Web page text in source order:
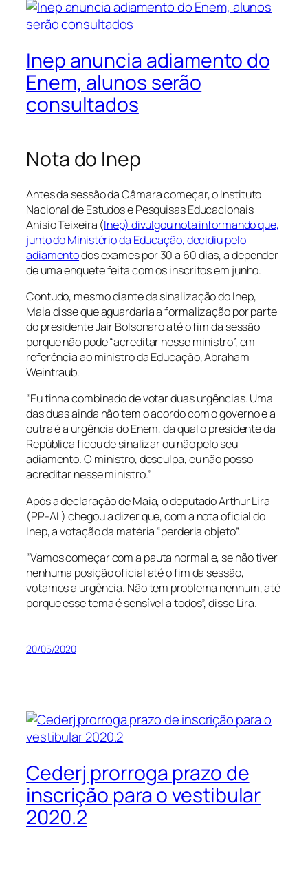
Inep anuncia adiamento do
Enem, alunos serão
consultados
Nota do Inep
Antes da sessão da Câmara começar, o Instituto
Nacional de Estudos e Pesquisas Educacionais
Anísio Teixeira (Inep) divulgou nota informando que,
junto do Ministério da Educação, decidiu pelo
adiamentodos exames por 30 a 60 dias, a depender
de uma enquete feita com os inscritos em junho.
Contudo, mesmo diante da sinalização do Inep,
Maia disse que aguardaria a formalização por parte
do presidente Jair Bolsonaro até o fim da sessão
porque não pode “acreditar nesse ministro”, em
referência ao ministro da Educação, Abraham
Weintraub.
“Eu tinha combinado de votar duas urgências. Uma
das duas ainda não tem o acordo com o governo e a
outra é a urgência do Enem, da qual o presidente da
República ficou de sinalizar ou não pelo seu
adiamento. O ministro, desculpa, eu não posso
acreditar nesse ministro.”
Após a declaração de Maia, o deputado Arthur Lira
(PP-AL) chegou a dizer que, com a nota oficial do
Inep, a votação da matéria “perderia objeto”.
“Vamos começar com a pauta normal e, se não tiver
nenhuma posição oficial até o fim da sessão,
votamos a urgência. Não tem problema nenhum, até
porque esse tema é sensível a todos”, disse Lira.
20/05/2020
Cederj prorroga prazo de
inscrição para o vestibular
2020.2